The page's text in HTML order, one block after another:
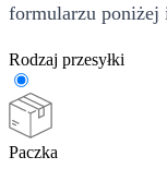
formularzu poniżej
Rodzaj przesyłki
Paczka